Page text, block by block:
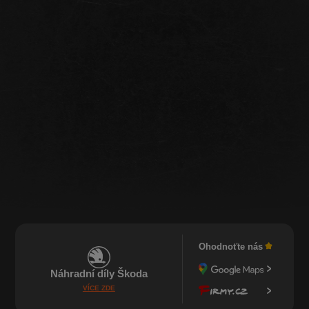
Náhradní díly Škoda
VÍCE ZDE
Ohodnoťte nás